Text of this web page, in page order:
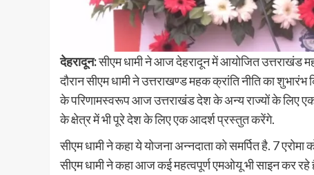
देहरादून:सीएम धामी ने आज देहरादून में आयोजित उत्तराखंड
दौरान सीएम धामी ने उत्तराखण्ड महक क्रांति नीति का शुभारंभ
के परिणामस्वरूप आज उत्तराखंड देश के अन्य राज्यों के लिए
के क्षेत्र में भी पूरे देश के लिए एक आदर्श प्रस्तुत करेंगे.
सीएम धामी ने कहा ये योजना अन्नदाता को समर्पित है. 7
सीएम धामी ने कहा आज कई महत्वपूर्ण एमओयू भी साइन कर रहे